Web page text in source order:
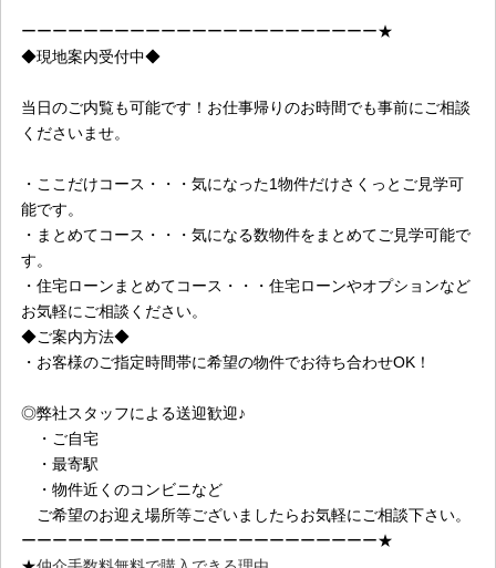
ーーーーーーーーーーーーーーーーーーーーーーー★
◆現地案内受付中◆
当日のご内覧も可能です！お仕事帰りのお時間でも事前にご相談
くださいませ。
・ここだけコース・・・気になった1物件だけさくっとご見学可
能です。
・まとめてコース・・・気になる数物件をまとめてご見学可能で
す。
・住宅ローンまとめてコース・・・住宅ローンやオプションなど
お気軽にご相談ください。
◆ご案内方法◆
・お客様のご指定時間帯に希望の物件でお待ち合わせOK！
◎弊社スタッフによる送迎歓迎♪
・ご自宅
・最寄駅
・物件近くのコンビニなど
ご希望のお迎え場所等ございましたらお気軽にご相談下さい。
ーーーーーーーーーーーーーーーーーーーーーーー★